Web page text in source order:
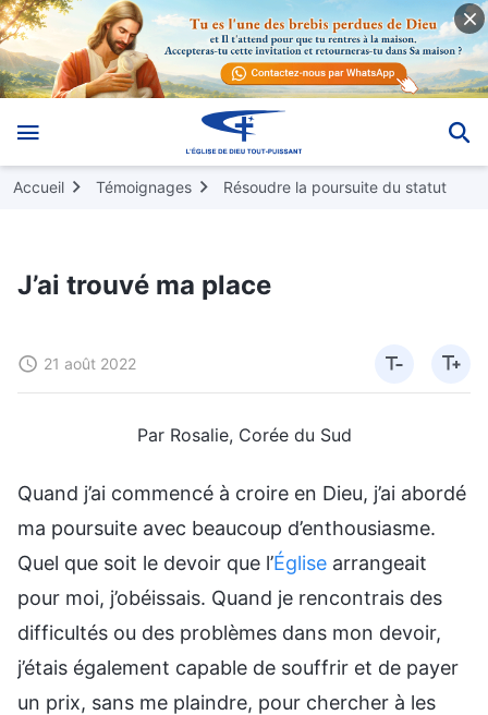
Accueil Témoignages Résoudre la poursuite du statut
J’ai trouvé ma place
21 août 2022
Par Rosalie, Corée du Sud
Quand j’ai commencé à croire en Dieu, j’ai abordé
ma poursuite avec beaucoup d’enthousiasme.
Quel que soit le devoir que l’Église arrangeait
pour moi, j’obéissais. Quand je rencontrais des
difficultés ou des problèmes dans mon devoir,
j’étais également capable de souffrir et de payer
un prix, sans me plaindre, pour chercher à les